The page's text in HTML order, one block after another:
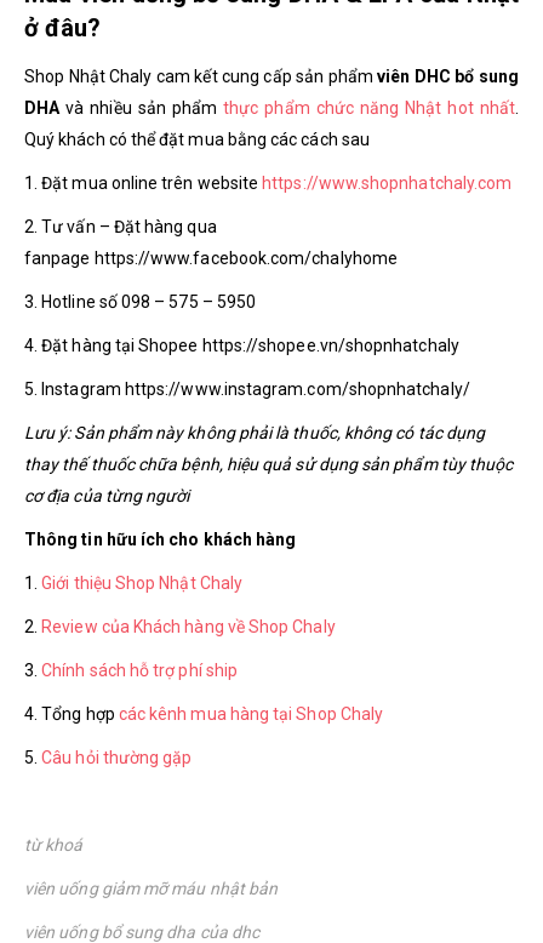
ở đâu?
Shop Nhật Chaly cam kết cung cấp sản phẩmviên DHC bổ sung
DHAvà nhiều sản phẩmthực phẩm chức năng Nhật hot nhất.
Quý khách có thể đặt mua bằng các cách sau
1. Đặt mua online trên website https://www.shopnhatchaly.com
2. Tư vấn – Đặt hàng qua
fanpage https://www.facebook.com/chalyhome
3. Hotline số 098 – 575 – 5950
4. Đặt hàng tại Shopee https://shopee.vn/shopnhatchaly
5. Instagram https://www.instagram.com/shopnhatchaly/
Lưu ý: Sản phẩm này không phải là thuốc, không có tác dụng
thay thế thuốc chữa bệnh, hiệu quả sử dụng sản phẩm tùy thuộc
cơ địa của từng người
Thông tin hữu ích cho khách hàng
1.Giới thiệu Shop Nhật Chaly
2. Review của Khách hàng về Shop Chaly
3.Chính sách hỗ trợ phí ship
4. Tổng hợp các kênh mua hàng tại Shop Chaly
5.Câu hỏi thường gặp
từ khoá
viên uống giảm mỡ máu nhật bản
viên uống bổ sung dha của dhc